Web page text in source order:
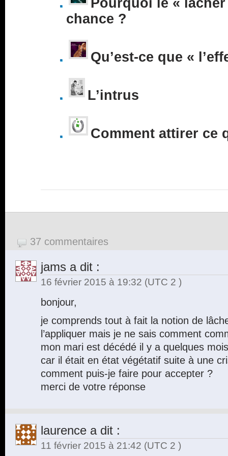
Pourquoi le «
chance ?
Qu’est-ce que «
L’intrus
Comment attirer ce
37 commentaires
jams a dit :
16 février 2015 à 19:32 (UTC 2 )
bonjour,
je comprends tout à fait la notion de
l’appliquer mais je ne sais comment
mon mari est décédé il y a quelques
car il était en état végétatif suite à une
comment puis-je faire pour accepter ?
merci de votre réponse
laurence a dit :
11 février 2015 à 21:42 (UTC 2 )